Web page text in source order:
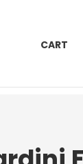
CART